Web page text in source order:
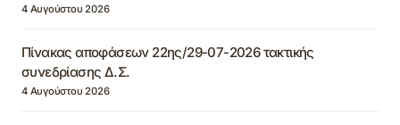
4 Αυγούστου 2026
Πίνακας αποφάσεων 22ης/29-07-2026 τακτικής
συνεδρίασης Δ.Σ.
4 Αυγούστου 2026